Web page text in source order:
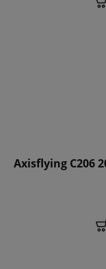
Axisflying C206